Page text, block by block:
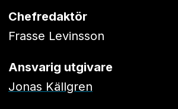
Chefredaktör
Frasse Levinsson
Ansvarig utgivare
Jonas Källgren